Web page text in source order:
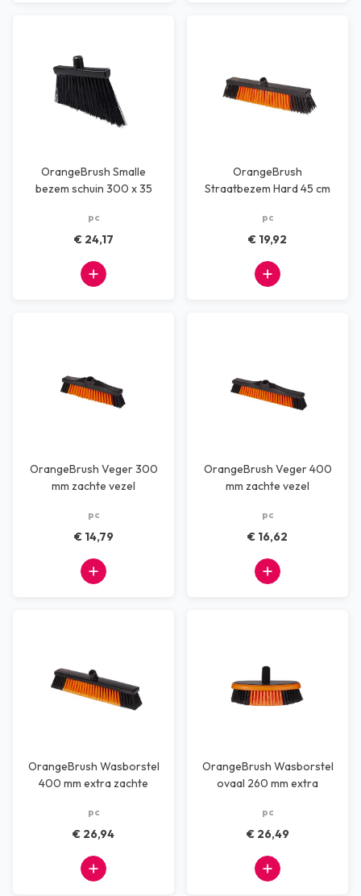
OrangeBrush Smalle
bezem schuin 300 x 35
pc
€ 24,17
OrangeBrush
Straatbezem Hard 45 cm
pc
€ 19,92
OrangeBrush Veger 300
mm zachte vezel
pc
€ 14,79
OrangeBrush Veger 400
mm zachte vezel
pc
€ 16,62
OrangeBrush Wasborstel
400 mm extra zachte
pc
€ 26,94
OrangeBrush Wasborstel
ovaal 260 mm extra
pc
€ 26,49